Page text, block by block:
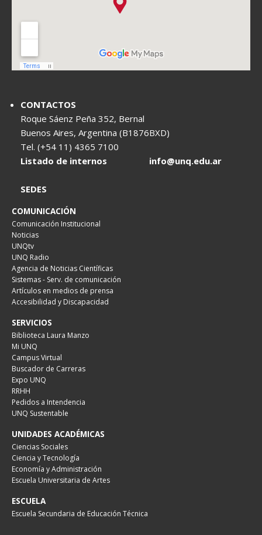
CONTACTOS
Roque Sáenz Peña 352, Bernal
Buenos Aires, Argentina (B1876BXD)
Tel. (+54 11) 4365 7100
Listado de internos
info@unq.edu.ar
SEDES
COMUNICACIÓN
Comunicación Institucional
Noticias
UNQtv
UNQ Radio
Agencia de Noticias Científicas
Sistemas - Serv. de comunicación
Artículos en medios de prensa
Accesibilidad y Discapacidad
SERVICIOS
Biblioteca Laura Manzo
Mi UNQ
Campus Virtual
Buscador de Carreras
Expo UNQ
RRHH
Pedidos a Intendencia
UNQ Sustentable
UNIDADES ACADÉMICAS
Ciencias Sociales
Ciencia y Tecnología
Economía y Administración
Escuela Universitaria de Artes
ESCUELA
Escuela Secundaria de Educación Técnica